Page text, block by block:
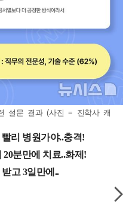
설문 결과 (사진 = 진학사 캐